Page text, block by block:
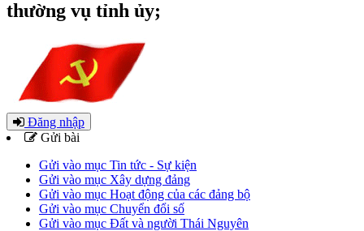
thường vụ tỉnh ủy;
Đăng nhập
Gửi bài
Gửi vào mục Tin tức - Sự kiện
Gửi vào mục Xây dựng đảng
Gửi vào mục Hoạt động của các đảng bộ
Gửi vào mục Chuyển đổi số
Gửi vào mục Đất và người Thái Nguyên